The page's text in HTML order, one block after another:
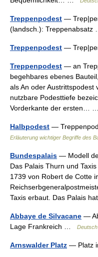
Treppenpodest —
(landsch.):
Treppenpodest —
Treppenpodest — an
begehbares ebenes
als An oder
nutzbare Podesttiefe
Vorderkante der ersten…
Halbpodest —
Erläuterung wichtiger Begriffe des
Bundespalais — Modell
Das Palais Thurn und
1739 von Robert de Cotte
Taxis erbaut. Das Palais
Abbaye de Silvacane —
Lage Frankreich …
Arnswalder Platz — Platz